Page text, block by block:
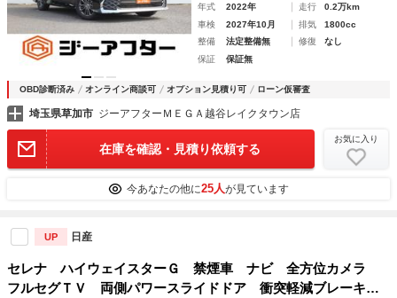
年式 2022年 走行
0.2万km
車検
2027年10月 排気
1800cc
整備
法定整備無 修復
なし
保証
保証無
OBD診断済み オンライン商談可 オプション見積り可 ローン仮審査
埼玉県草加市 ジーアフターＭＥＧＡ越谷レイクタウン店
在庫を確認・見積り依頼する
お気に入り
今あなたの他に25人が見ています
UP 日産
セレナ ハイウェイスターＧ 禁煙車 ナビ 全方位カメラ
フルセグＴＶ 両側パワースライドドア 衝突軽減ブレーキ